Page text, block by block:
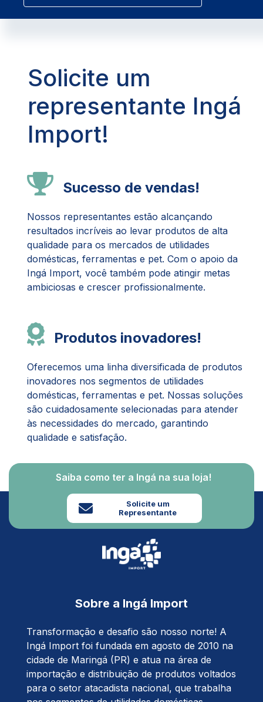
Solicite um
representante Ingá
Import!
Sucesso de vendas!
Nossos representantes estão alcançando
resultados incríveis ao levar produtos de alta
qualidade para os mercados de utilidades
domésticas, ferramentas e pet. Com o apoio da
Ingá Import, você também pode atingir metas
ambiciosas e crescer profissionalmente.
Produtos inovadores!
Oferecemos uma linha diversificada de produtos
inovadores nos segmentos de utilidades
domésticas, ferramentas e pet. Nossas soluções
são cuidadosamente selecionadas para atender
às necessidades do mercado, garantindo
qualidade e satisfação.
Saiba como ter a Ingá na sua loja!
Solicite um
Representante
Sobre a Ingá Import
Transformação e desafio são nosso norte! A
Ingá Import foi fundada em agosto de 2010 na
cidade de Maringá (PR) e atua na área de
importação e distribuição de produtos voltados
para o setor atacadista nacional, que trabalha